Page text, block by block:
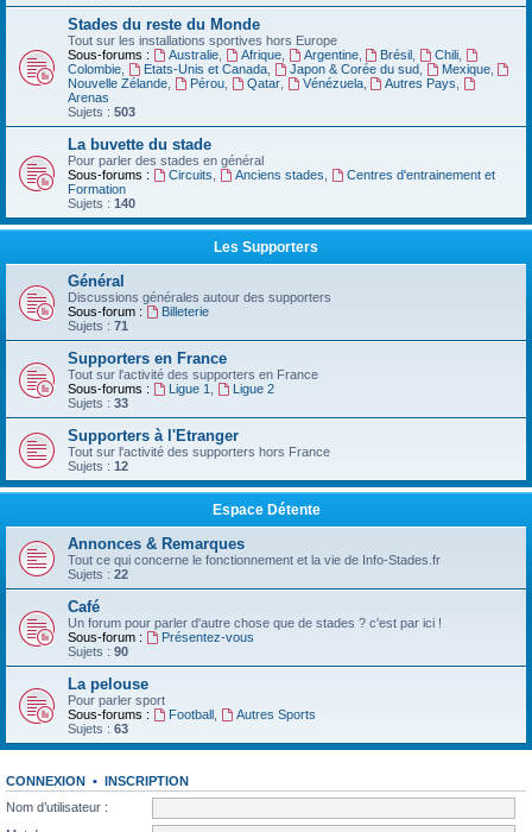
Stades du reste du Monde
Tout sur les installations sportives hors Europe
Sous-forums :
Australie, Afrique, Argentine, Brésil Chili
Colombie
Etats-Unis et Canada, Japon & Corée du sud, Mexique,
Nouvelle Zélande
Pérou, Qatar, Vénézuela, Autres Pays
Arenas
Sujets : 503
La buvette du stade
Pour parler des stades en général
Sous-forums :
Circuits Anciens stades
Centres d'entrainement et
Formation
Sujets : 140
Les Supporters
Général
Discussions générales autour des supporters
Sous-forum :
Billeterie
Sujets : 71
Supporters en France
Tout sur l'activité des supporters en France
Sous-forums :
Ligue 1
Ligue 2
Sujets : 33
Supporters à l'Etranger
Tout sur l'activité des supporters hors France
Sujets : 12
Espace Détente
Annonces & Remarques
Tout ce qui concerne le fonctionnement et la vie de Info-Stades.fr
Sujets : 22
Café
Un forum pour parler d'autre chose que de stades ? c'est par ici !
Sous-forum :
Présentez-vous
Sujets : 90
La pelouse
Pour parler sport
Sous-forums :
Football,
Autres Sports
Sujets : 63
CONNEXION • INSCRIPTION
Nom d’utilisateur :